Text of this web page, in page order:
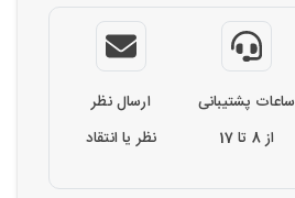
ساعات پشتیبانی
از 8 تا 17
ارسال نظر
نظر یا انتقاد